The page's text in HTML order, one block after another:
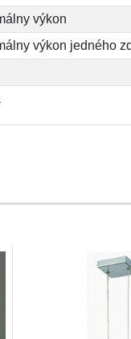
výkon
výkon jedného